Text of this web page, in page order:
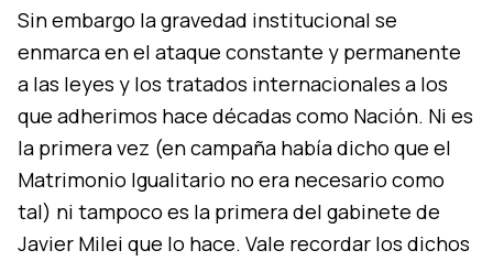
Sin embargo la gravedad institucional se
enmarca en el ataque constante y permanente
a las leyes y los tratados internacionales a los
que adherimos hace décadas como Nación. Ni es
la primera vez (en campaña había dicho que el
Matrimonio Igualitario no era necesario como
tal) ni tampoco es la primera del gabinete de
Javier Milei que lo hace. Vale recordar los dichos